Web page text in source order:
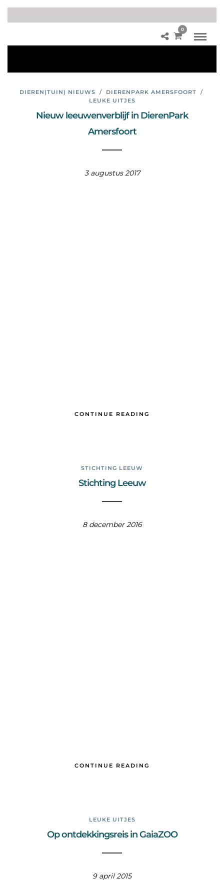
0
DIEREN(TUIN) NIEUWS / DIERENPARK AMERSFOORT /
LEUKE UITJES
Nieuw leeuwenverblijf in DierenPark
Amersfoort
3 augustus 2017
CONTINUE READING
STICHTING LEEUW
Stichting Leeuw
8 december 2016
CONTINUE READING
LEUKE UITJES
Op ontdekkingsreis in GaiaZOO
9 april 2015